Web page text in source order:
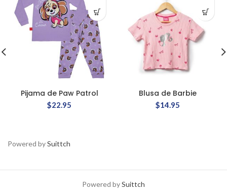
Pijama de Paw Patrol
$22.95
Blusa de Barbie
$14.95
Powered bySuittch
Powered bySuittch